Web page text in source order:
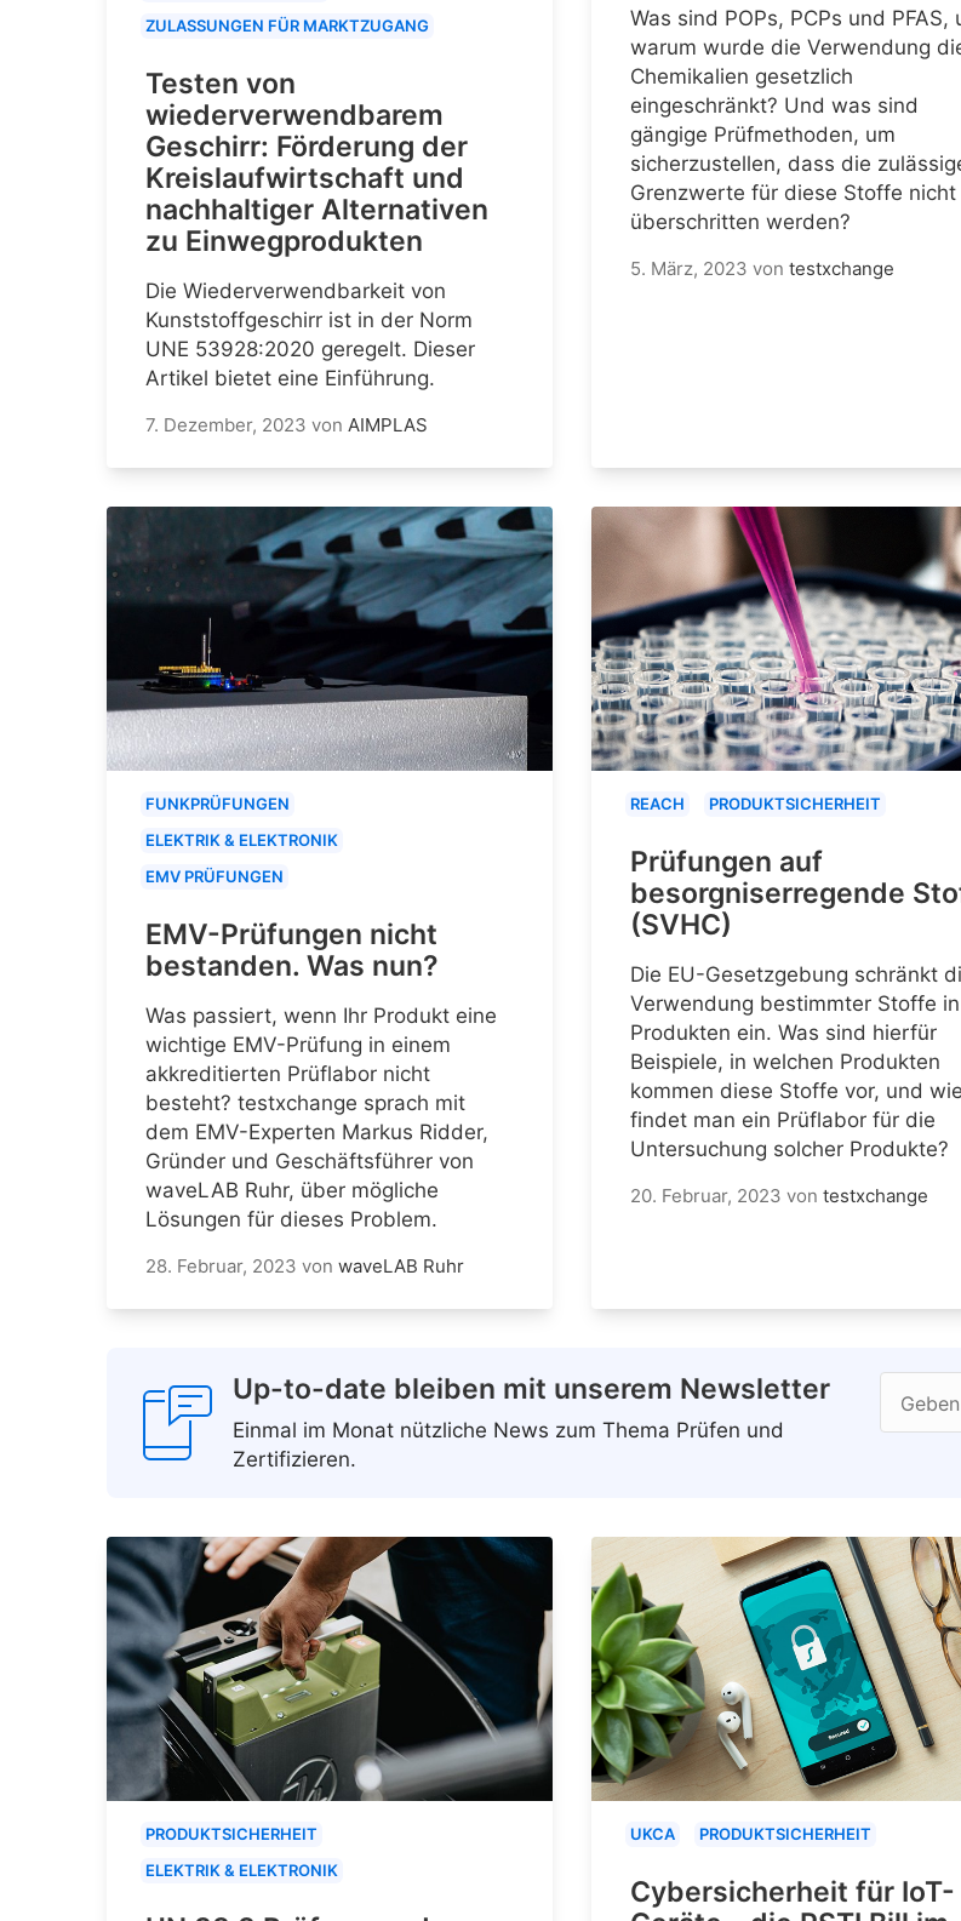
ZULASSUNGEN FÜR MARKTZUGANG
Testen von
wiederverwendbarem
Geschirr: Förderung der
Kreislaufwirtschaft und
nachhaltiger Alternativen
zu Einwegprodukten
Die Wiederverwendbarkeit von
Kunststoffgeschirr ist in der Norm
UNE 53928:2020 geregelt. Dieser
Artikel bietet eine Einführung.
7. Dezember, 2023 von AIMPLAS
Was sind POPs, PCPs und PFAS,
warum wurde die Verwendung
Chemikalien gesetzlich
eingeschränkt? Und was sind
gängige Prüfmethoden, um
sicherzustellen, dass die
Grenzwerte für diese Stoffe nicht
überschritten werden?
5. März, 2023 von testxchange
FUNKPRÜFUNGEN
ELEKTRIK & ELEKTRONIK
EMV PRÜFUNGEN
EMV-Prüfungen nicht
bestanden. Was nun?
Was passiert, wenn Ihr Produkt eine
wichtige EMV-Prüfung in einem
akkreditierten Prüflabor nicht
besteht? testxchange sprach mit
dem EMV-Experten Markus Ridder,
Gründer und Geschäftsführer von
waveLAB Ruhr, über mögliche
Lösungen für dieses Problem.
28. Februar, 2023 von waveLAB Ruhr
REACH PRODUKTSICHERHEIT
Prüfungen auf
besorgniserregende
(SVHC)
Die EU-Gesetzgebung schränkt
Verwendung bestimmter Stoffe in
Produkten ein. Was sind hierfür
Beispiele, in welchen Produkten
kommen diese Stoffe vor, und wie
findet man ein Prüflabor für die
Untersuchung solcher Produkte?
20. Februar, 2023 von testxchange
Up-to-date bleiben mit unserem Newsletter
Einmal im Monat nützliche News zum Thema Prüfen und
Zertifizieren.
PRODUKTSICHERHEIT
ELEKTRIK & ELEKTRONIK
UKCA PRODUKTSICHERHEIT
Cybersicherheit für IoT-